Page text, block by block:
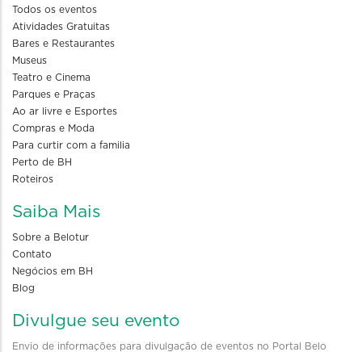
Todos os eventos
Atividades Gratuitas
Bares e Restaurantes
Museus
Teatro e Cinema
Parques e Praças
Ao ar livre e Esportes
Compras e Moda
Para curtir com a familia
Perto de BH
Roteiros
Saiba Mais
Sobre a Belotur
Contato
Negócios em BH
Blog
Divulgue seu evento
Envio de informações para divulgação de eventos no Portal Belo